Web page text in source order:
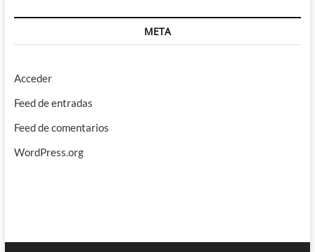
META
Acceder
Feed de entradas
Feed de comentarios
WordPress.org